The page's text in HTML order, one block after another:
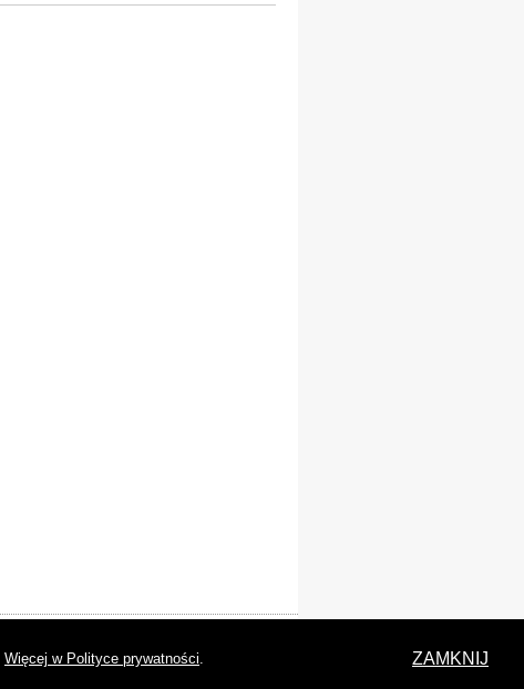
Więcej w Polityce prywatności. ZAMKNIJ